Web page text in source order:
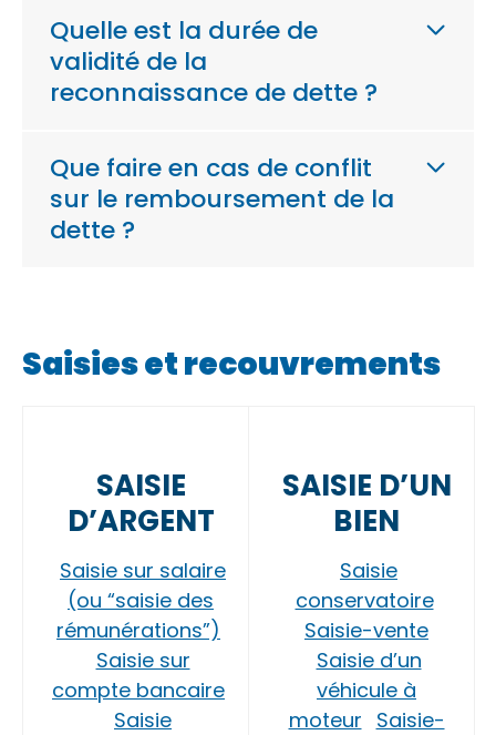
Quelle est la durée de
validité de la
reconnaissance de dette ?
Que faire en cas de conflit
sur le remboursement de la
dette ?
Saisies et recouvrements
SAISIE
D’ARGENT
Saisie sur salaire
(ou “saisie des
rémunérations”)
Saisie sur
compte bancaire
Saisie
SAISIE D’UN
BIEN
Saisie
conservatoire
Saisie-vente
Saisie d’un
véhicule à
moteur Saisie-